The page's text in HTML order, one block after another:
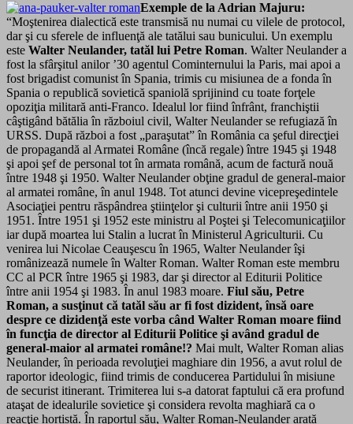
Exemple de la Adrian Majuru:
“Moştenirea dialectică este transmisă nu numai cu vilele de protocol,
dar şi cu sferele de influenţă ale tatălui sau bunicului. Un exemplu
este Walter Neulander, tatăl lui Petre Roman. Walter Neulander a
fost la sfârşitul anilor ’30 agentul Cominternului la Paris, mai apoi a
fost brigadist comunist în Spania, trimis cu misiunea de a fonda în
Spania o republică sovietică spaniolă sprijinind cu toate forţele
opoziţia militară anti-Franco. Idealul lor fiind înfrânt, franchiştii
câştigând bătălia în războiul civil, Walter Neulander se refugiază în
URSS. După război a fost „paraşutat” în România ca şeful direcţiei
de propagandă al Armatei Române (încă regale) între 1945 şi 1948
şi apoi şef de personal tot în armata română, acum de factură nouă
între 1948 şi 1950. Walter Neulander obţine gradul de general-maior
al armatei române, în anul 1948. Tot atunci devine vicepreşedintele
Asociaţiei pentru răspândrea ştiinţelor şi culturii între anii 1950 şi
1951. Între 1951 şi 1952 este ministru al Poştei şi Telecomunicaţiilor
iar după moartea lui Stalin a lucrat în Ministerul Agriculturii. Cu
venirea lui Nicolae Ceauşescu în 1965, Walter Neulander îşi
românizează numele în Walter Roman. Walter Roman este membru
CC al PCR între 1965 şi 1983, dar şi director al Editurii Politice
între anii 1954 şi 1983. În anul 1983 moare. Fiul său, Petre
Roman, a susţinut că tatăl său ar fi fost dizident, însă oare
despre ce dizidenţă este vorba când Walter Roman moare fiind
în funcţia de director al Editurii Politice şi având gradul de
general-maior al armatei române!? Mai mult, Walter Roman alias
Neulander, în perioada revoluţiei maghiare din 1956, a avut rolul de
raportor ideologic, fiind trimis de conducerea Partidului în misiune
de securist itinerant. Trimiterea lui s-a datorat faptului că era profund
ataşat de idealurile sovietice şi considera revolta maghiară ca o
reacţie hortistă. În raportul său, Walter Roman-Neulander arată